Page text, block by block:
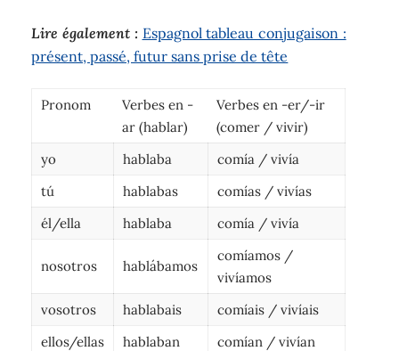
Lire également : Espagnol tableau conjugaison :
présent, passé, futur sans prise de tête
Pronom
Verbes en -
ar (hablar)
Verbes en -er/-ir
(comer / vivir)
yo
hablaba
comía / vivía
tú
hablabas
comías / vivías
él/ella
hablaba comía / vivía
nosotros hablábamos
comíamos /
vivíamos
vosotros
hablabais
comíais / vivíais
ellos/ellas
hablaban comían / vivían